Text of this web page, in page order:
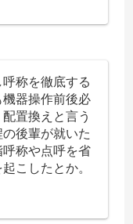
称を徹底する
器操作前後必
置換えと言う
後輩が就いた
称や点呼を省
こしたとか。